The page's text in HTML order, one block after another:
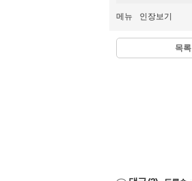
메뉴 인장보기
목록